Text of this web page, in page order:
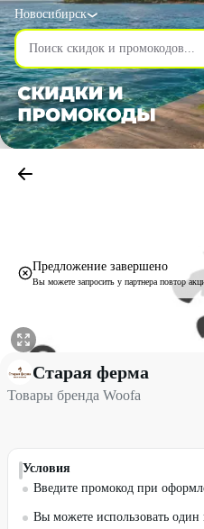
Новосибирск
Предложение завершено
Вы можете запросить у партнера повтор
Товары бренда Woofa со
Старая ферма
Товары бренда Woofa
Условия
Введите промокод при
Вы можете использовать